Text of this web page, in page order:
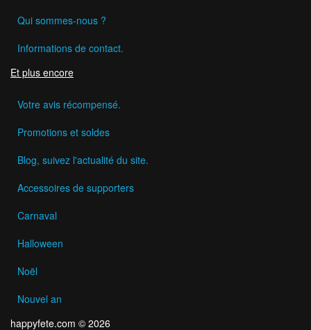
Qui sommes-nous ?
Informations de contact.
Et plus encore
Votre avis récompensé.
Promotions et soldes
Blog, suivez l'actualité du site.
Accessoires de supporters
Carnaval
Halloween
Noël
Nouvel an
happyfete.com © 2026